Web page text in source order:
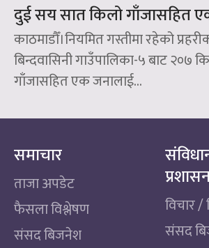
दुई सय सात किलो गाँजासहित
काठमाडौँ।नियमित गस्तीमा रहेको
बिन्दवासिनी गाउँपालिका-५ बाट २०७
गाँजासहित एक जनालाई...
समाचार
ताजा अपडेट
फैसला विश्लेषण
संसद बिजनेश
विचार /
संसद